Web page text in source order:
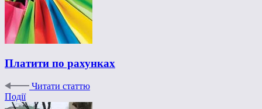
Платити по рахунках
Читати статтю
Події